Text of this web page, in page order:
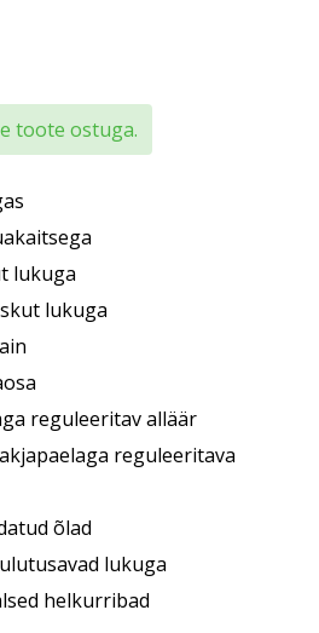
toote ostuga.
lukuga
lukuga
reguleeritav alläär
reguleeritava
õlad
lukuga
helkurribad